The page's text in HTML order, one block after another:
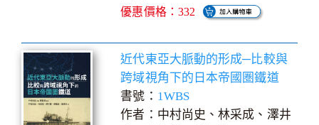
優惠價格：332
近代東亞大脈動的形成─比較與
跨域視角下的日本帝國圏鐵道
書號： 1WBS
作者：中村尚史、林采成、澤井